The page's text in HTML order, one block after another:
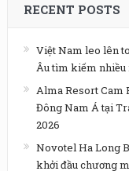
RECENT POSTS
Việt Nam leo lên
Âu tìm kiếm nhiều
Alma Resort Cam
Đông Nam Á tại
2026
Novotel Ha Long
khởi đầu chương